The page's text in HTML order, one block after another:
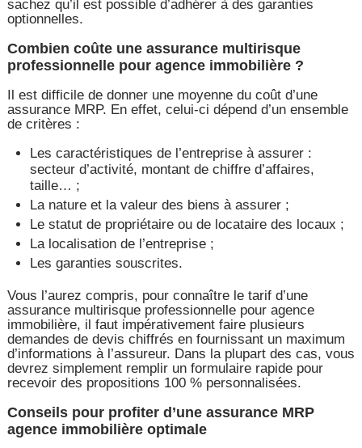
sachez qu’il est possible d’adhérer à des garanties
optionnelles.
Combien coûte une assurance multirisque
professionnelle pour agence immobilière ?
Il est difficile de donner une moyenne du coût d’une
assurance MRP. En effet, celui-ci dépend d’un ensemble
de critères :
Les caractéristiques de l’entreprise à assurer :
secteur d’activité, montant de chiffre d’affaires,
taille… ;
La nature et la valeur des biens à assurer ;
Le statut de propriétaire ou de locataire des locaux ;
La localisation de l’entreprise ;
Les garanties souscrites.
Vous l’aurez compris, pour connaître le tarif d’une
assurance multirisque professionnelle pour agence
immobilière, il faut impérativement faire plusieurs
demandes de devis chiffrés en fournissant un maximum
d’informations à l’assureur. Dans la plupart des cas, vous
devrez simplement remplir un formulaire rapide pour
recevoir des propositions 100 % personnalisées.
Conseils pour profiter d’une assurance MRP
agence immobilière optimale